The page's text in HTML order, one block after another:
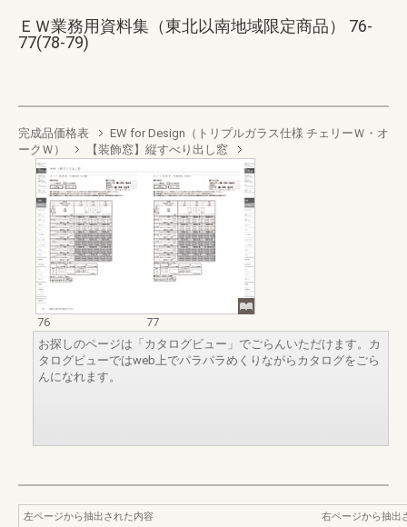
ＥＷ業務用資料集（東北以南地域限定商品） 76-
77(78-79)
完成品価格表
EW for Design（トリプルガラス仕様 チェリーＷ・オ
ークＷ）
【装飾窓】縦すべり出し窓
76
77
お探しのページは「カタログビュー」でごらんいただけます。カ
タログビューではweb上でパラパラめくりながらカタログをごら
んになれます。
左ページから抽出された内容
右ページから抽出